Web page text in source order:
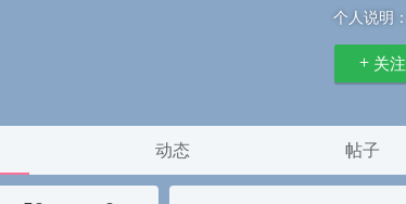
个人说明：
关注
动态 帖子